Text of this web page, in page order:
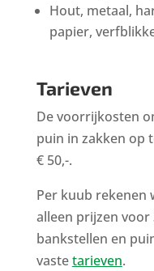
Hout, metaal,
papier,
Tarieven
De voorrijkosten
puin in zakken op
€ 50,-.
Per kuub rekenen
alleen prijzen voor
bankstellen en
vastetarieven.